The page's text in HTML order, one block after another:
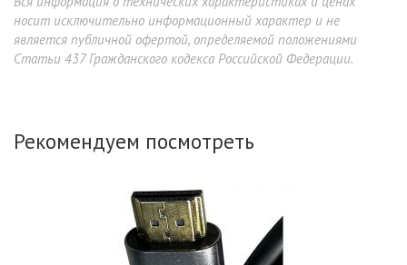
носит исключительно информационный характер и не
является публичной офертой, определяемой положениями
Статьи 437 Гражданского кодекса Российской Федерации.
Рекомендуем посмотреть